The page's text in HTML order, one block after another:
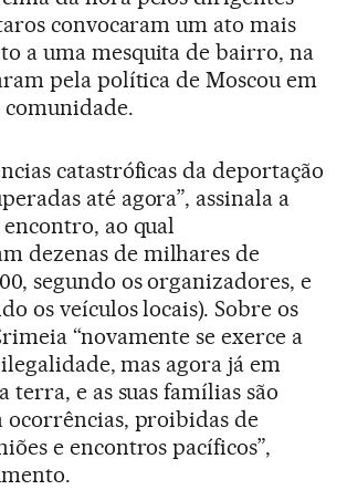
convocaram um ato mais
a uma mesquita de bairro, na
pela política de Moscou em
comunidade.
catastróficas da deportação
até agora”, assinala a
ao qual
dezenas de milhares de
segundo os organizadores, e
os veículos locais). Sobre os
“novamente se exerce a
mas agora já em
terra, e as suas famílias são
ocorrências, proibidas de
e encontros pacíficos”,